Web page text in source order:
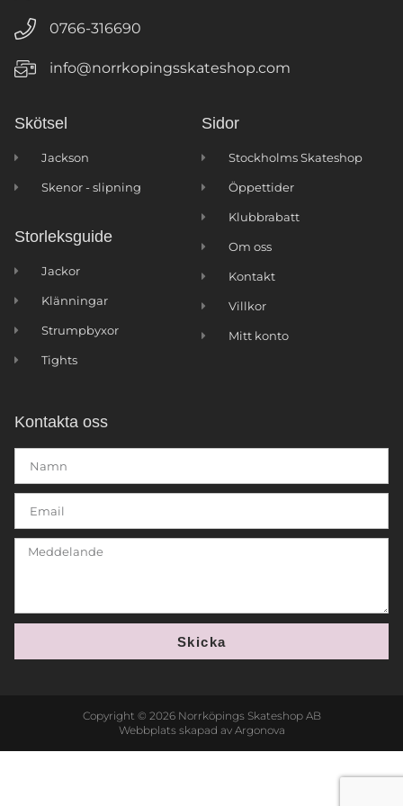
0766-316690
info@norrkopingsskateshop.com
Skötsel
Jackson
Skenor - slipning
Storleksguide
Jackor
Klänningar
Strumpbyxor
Tights
Sidor
Stockholms Skateshop
Öppettider
Klubbrabatt
Om oss
Kontakt
Villkor
Mitt konto
Kontakta oss
Skicka
Copyright © 2026 Norrköpings Skateshop AB
Webbplats skapad av Argonova